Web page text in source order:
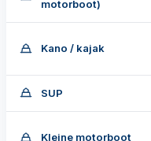
motorboot)
Kano / kajak
SUP
Kleine motorboot